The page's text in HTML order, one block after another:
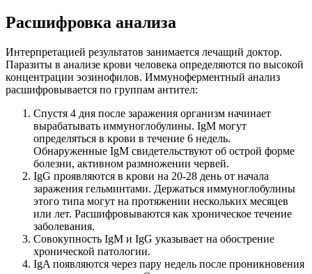
Расшифровка анализа
Интерпретацией результатов занимается лечащий доктор.
Паразиты в анализе крови человека определяются по высокой
концентрации эозинофилов. Иммуноферментный анализ
расшифровывается по группам антител:
Спустя 4 дня после заражения организм начинает
вырабатывать иммуноглобулины. IgM могут
определяться в крови в течение 6 недель.
Обнаруженные IgM свидетельствуют об острой форме
болезни, активном размножении червей.
IgG проявляются в крови на 20-28 день от начала
заражения гельминтами. Держаться иммуноглобулины
этого типа могут на протяжении нескольких месяцев
или лет. Расшифровываются как хроническое течение
заболевания.
Совокупность IgM и IgG указывает на обострение
хронической патологии.
IgA появляются через пару недель после проникновения